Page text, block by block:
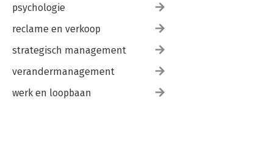
psychologie
reclame en verkoop
strategisch management
verandermanagement
werk en loopbaan